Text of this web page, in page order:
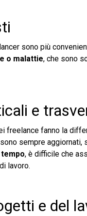
sono più
o malattie, che sono
e
freelance fanno la
sempre aggiornati,
, è difficile che
lavoro.
e del